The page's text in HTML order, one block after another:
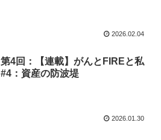
2026.02.04
第4回：【連載】がんとFIREと私
#4：資産の防波堤
2026.01.30